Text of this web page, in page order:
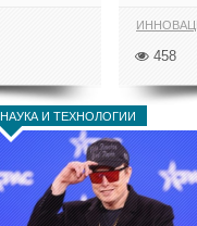
458
НАУКА И ТЕХНОЛОГИИ